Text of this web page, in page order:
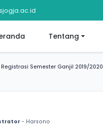
Tentang
Semester Ganjil 2019/2020
- Harsono